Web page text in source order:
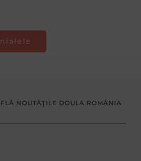
NOUTĂȚILE DOULA ROMÂNIA